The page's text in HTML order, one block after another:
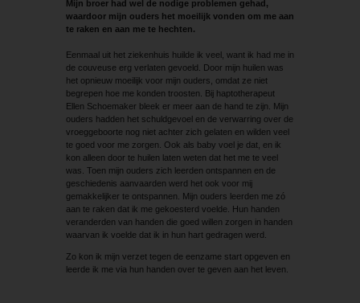
Mijn broer had wel de nodige problemen gehad,
waardoor mijn ouders het moeilijk vonden om me aan
te raken en aan me te hechten.
Eenmaal uit het ziekenhuis huilde ik veel, want ik had me in
de couveuse erg verlaten gevoeld. Door mijn huilen was
het opnieuw moeilijk voor mijn ouders, omdat ze niet
begrepen hoe me konden troosten. Bij haptotherapeut
Ellen Schoemaker bleek er meer aan de hand te zijn. Mijn
ouders hadden het schuldgevoel en de verwarring over de
vroeggeboorte nog niet achter zich gelaten en wilden veel
te goed voor me zorgen. Ook als baby voel je dat, en ik
kon alleen door te huilen laten weten dat het me te veel
was. Toen mijn ouders zich leerden ontspannen en de
geschiedenis aanvaarden werd het ook voor mij
gemakkelijker te ontspannen. Mijn ouders leerden me zó
aan te raken dat ik me gekoesterd voelde. Hun handen
veranderden van handen die goed willen zorgen in handen
waarvan ik voelde dat ik in hun hart gedragen werd.
Zo kon ik mijn verzet tegen de eenzame start opgeven en
leerde ik me via hun handen over te geven aan het leven.